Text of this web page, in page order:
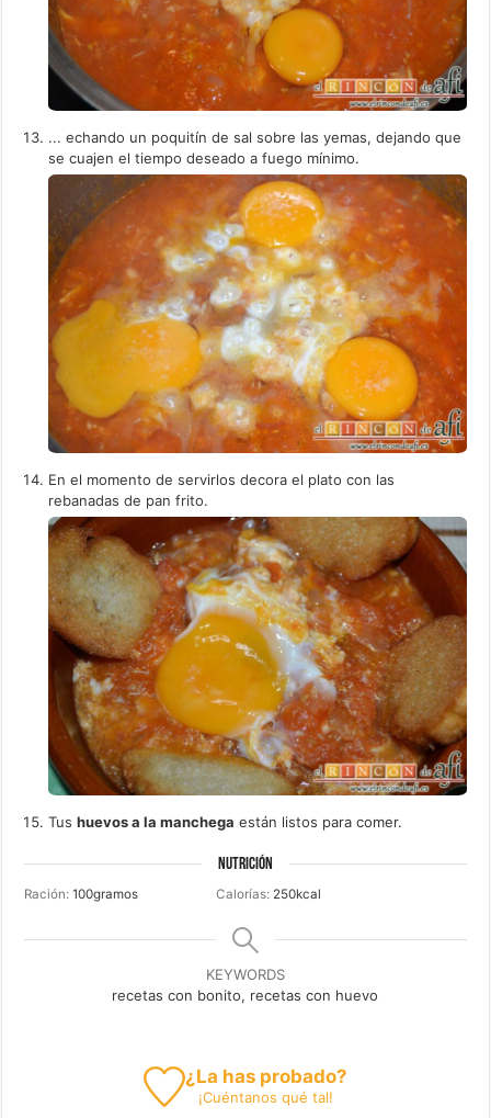
... echando un poquitín de sal sobre las yemas, dejando que
se cuajen el tiempo deseado a fuego mínimo.
En el momento de servirlos decora el plato con las
rebanadas de pan frito.
Tushuevos a la manchega están listos para comer.
NUTRICIÓN
Ración:100gramos Calorías: 250kcal
KEYWORDS
recetas con bonito, recetas con huevo
¿La has probado?
¡Cuéntanos qué tal!